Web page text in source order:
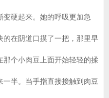
硬起来。她的呼吸更加急
在阴道口摸了一把，那里早
个小肉豆上面开始轻轻的揉
一半。当手指直接接触到肉豆